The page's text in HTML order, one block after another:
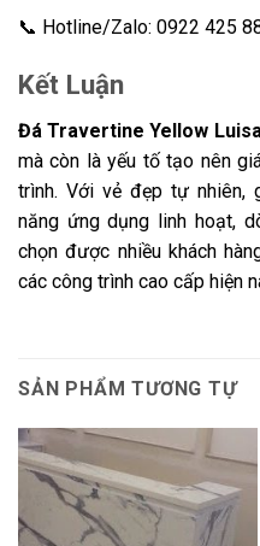
📞 Hotline/Zalo: 0922 425
Kết Luận
Đá Travertine Yellow
mà còn là yếu tố tạo nên
trình. Với vẻ đẹp tự nhiên,
năng ứng dụng linh hoạt,
chọn được nhiều khách
các công trình cao cấp hiện
SẢN PHẨM TƯƠNG TỰ